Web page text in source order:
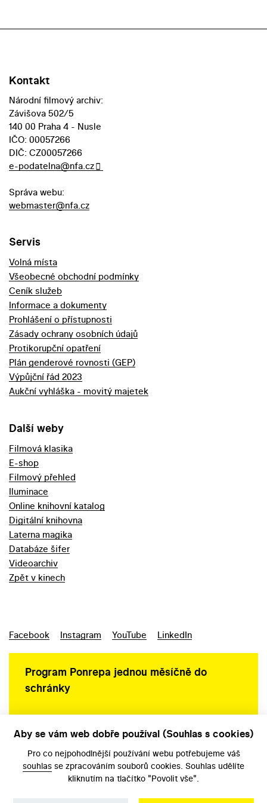
Kontakt
Národní filmový archiv:
Závišova 502/5
140 00 Praha 4 - Nusle
IČO: 00057266
DIČ: CZ00057266
e-podatelna@nfa.cz
Správa webu:
webmaster@nfa.cz
Servis
Volná místa
Všeobecné obchodní podmínky
Ceník služeb
Informace a dokumenty
Prohlášení o přístupnosti
Zásady ochrany osobních údajů
Protikorupční opatření
Plán genderové rovnosti (GEP)
Výpůjční řád 2023
Aukční vyhláška - movitý majetek
Další weby
Filmová klasika
E-shop
Filmový přehled
Iluminace
Online knihovní katalog
Digitální knihovna
Laterna magika
Databáze šifer
Videoarchiv
Zpět v kinech
Facebook Instagram YouTube LinkedIn
Program Ponrepa jednou měsíčně do
schránky
Aby se vám web dobře používal (Souhlas s cookies)
Pro co nejpohodlnější používání webu potřebujeme váš
souhlas se zpracováním souborů cookies. Souhlas udělíte
kliknutím na tlačítko "Povolit vše".